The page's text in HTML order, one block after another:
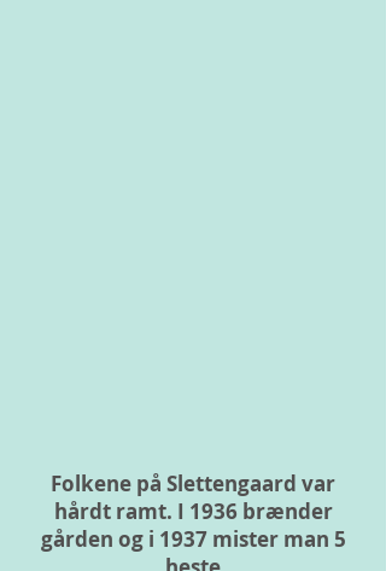
Folkene på Slettengaard var
hårdt ramt. I 1936 brænder
gården og i 1937 mister man 5